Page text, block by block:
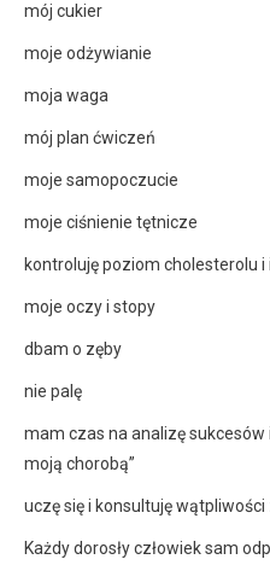
mój cukier
moje odżywianie
moja waga
mój plan ćwiczeń
moje samopoczucie
moje ciśnienie tętnicze
kontroluję poziom cholesterolu
moje oczy i stopy
dbam o zęby
nie palę
mam czas na analizę
moją chorobą”
uczę się i konsultuję
Każdy dorosły człowiek sam